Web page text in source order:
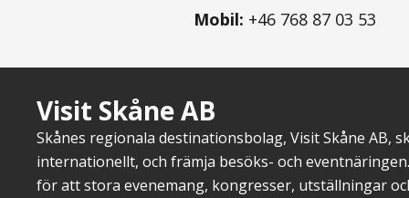
Mobil: +46 768 87 03 53
Visit Skåne AB
Skånes regionala destinationsbolag, Visit Skåne AB,
internationellt, och främja besöks- och
för att stora evenemang, kongresser, utställningar